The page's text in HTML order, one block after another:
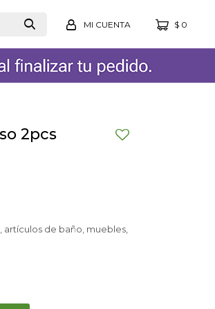
$ 0
2pcs
de baño, muebles,